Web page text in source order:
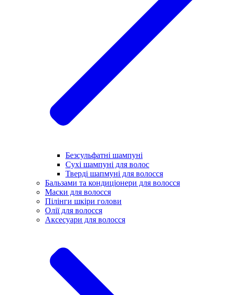
Безсульфатні шампуні
Сухі шампуні для волос
Тверді шапмуні для волосся
Бальзами та кондиціонери для волосся
Маски для волосся
Пілінги шкіри голови
Олії для волосся
Аксесуари для волосся